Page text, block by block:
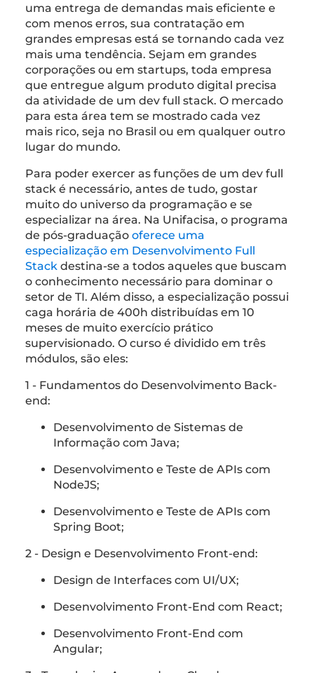
uma entrega de demandas mais eficiente e
com menos erros, sua contratação em
grandes empresas está se tornando cada vez
mais uma tendência. Sejam em grandes
corporações ou em startups, toda empresa
que entregue algum produto digital precisa
da atividade de um dev full stack. O mercado
para esta área tem se mostrado cada vez
mais rico, seja no Brasil ou em qualquer outro
lugar do mundo.
Para poder exercer as funções de um dev full
stack é necessário, antes de tudo, gostar
muito do universo da programação e se
especializar na área. Na Unifacisa, o programa
de pós-graduação oferece uma
especialização em Desenvolvimento Full
Stack destina-se a todos aqueles que buscam
o conhecimento necessário para dominar o
setor de TI. Além disso, a especialização possui
caga horária de 400h distribuídas em 10
meses de muito exercício prático
supervisionado. O curso é dividido em três
módulos, são eles:
1 - Fundamentos do Desenvolvimento Back-
end:
Desenvolvimento de Sistemas de
Informação com Java;
Desenvolvimento e Teste de APIs com
NodeJS;
Desenvolvimento e Teste de APIs com
Spring Boot;
2 - Design e Desenvolvimento Front-end:
Design de Interfaces com UI/UX;
Desenvolvimento Front-End com React;
Desenvolvimento Front-End com
Angular;